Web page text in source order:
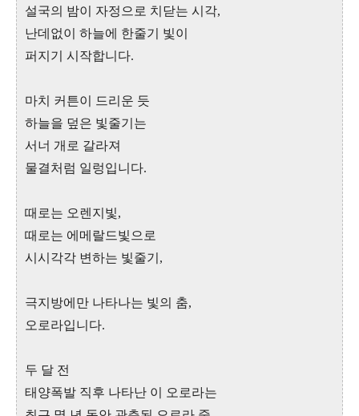
설국의 밤이 자정으로 치닫는 시각,
난데없이 하늘에 한줄기 빛이
퍼지기 시작합니다.
마치 커튼이 드리운 듯
하늘을 덮은 빛줄기는
서너 개로 갈라져
물결처럼 일렁입니다.
때로는 오렌지빛,
때로는 에메랄드빛으로
시시각각 변하는 빛줄기,
극지방에만 나타나는 빛의 춤,
오로라입니다.
두 달 전
태양폭발 직후 나타난 이 오로라는